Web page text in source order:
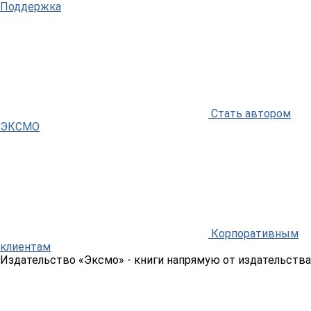
Поддержка
Стать автором
ЭКСМО
Корпоративным
клиентам
Издательство «Эксмо» - книги напрямую от издательства